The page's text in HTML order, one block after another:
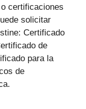
certificaciones
solicitar
Certificado
de
para la
de